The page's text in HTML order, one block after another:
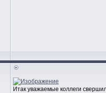
Итак уважаемые коллеги